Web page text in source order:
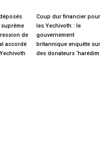
de
accordé
Coup dur financier pour
les Yechivoth : le
gouvernement
britannique enquête sur
des donateurs ‘harédim